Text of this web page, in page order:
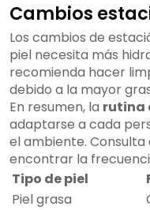
Cambios
Los cambios de
piel necesita más
recomienda hacer
debido a la mayor
En resumen, la rutina
adaptarse a cada
el ambiente.
encontrar la
Tipo de piel
Piel grasa